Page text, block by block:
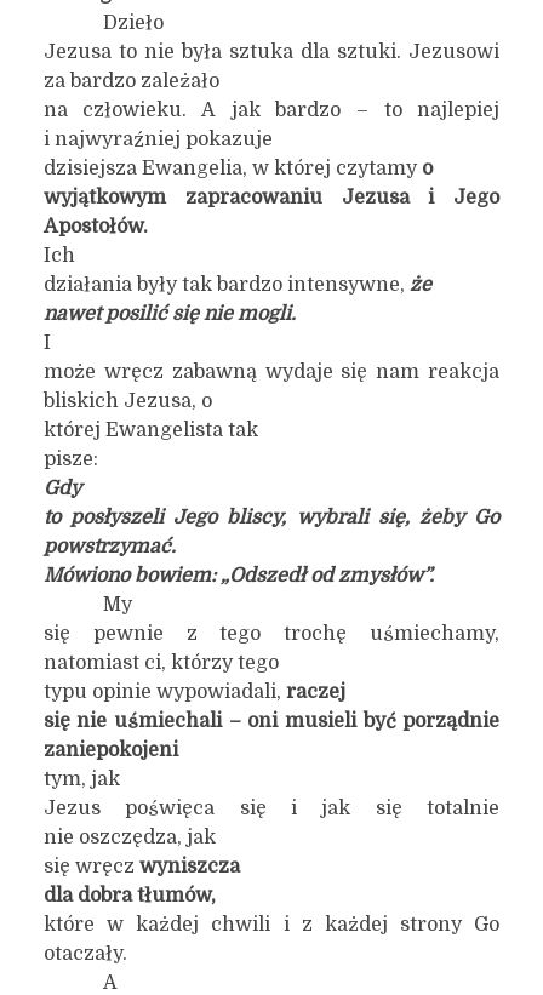
Dzieło
Jezusa to nie była sztuka dla sztuki. Jezusowi
za bardzo zależało
na człowieku. A jak bardzo – to najlepiej
i najwyraźniej pokazuje
dzisiejsza Ewangelia, w której czytamy o
wyjątkowym zapracowaniu Jezusa i Jego
Apostołów.
Ich
działania były tak bardzo intensywne, że
nawet posilić się nie mogli.
I
może wręcz zabawną wydaje się nam reakcja
bliskich Jezusa, o
której Ewangelista tak
pisze:
Gdy
to posłyszeli Jego bliscy, wybrali się, żeby Go
powstrzymać.
Mówiono bowiem: „Odszedł od zmysłów”.
My
się pewnie z tego trochę uśmiechamy,
natomiast ci, którzy tego
typu opinie wypowiadali, raczej
się nie uśmiechali – oni musieli być porządnie
zaniepokojeni
tym, jak
Jezus poświęca się i jak się totalnie
nie oszczędza, jak
się wręcz wyniszcza
dla dobra tłumów,
które w każdej chwili i z każdej strony Go
otaczały.
A